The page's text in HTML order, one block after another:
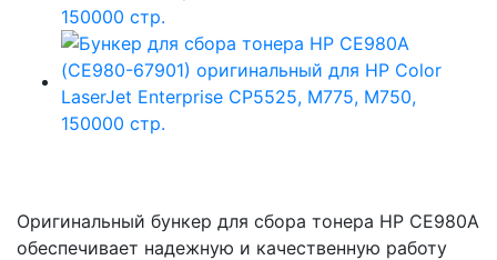
Оригинальный бункер для сбора тонера HP CE980A
обеспечивает надежную и качественную работу